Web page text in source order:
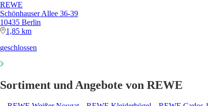
REWE
Schönhauser Allee 36-39
10435 Berlin
1,85 km
geschlossen
Sortiment und Angebote von REWE